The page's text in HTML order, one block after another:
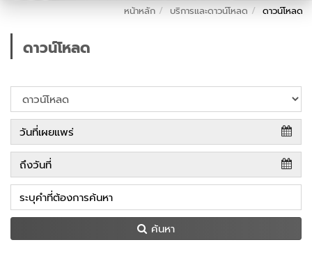
หน้าหลัก บริการและดาวน์โหลด ดาวน์โหลด
ดาวน์โหลด
ค้นหา